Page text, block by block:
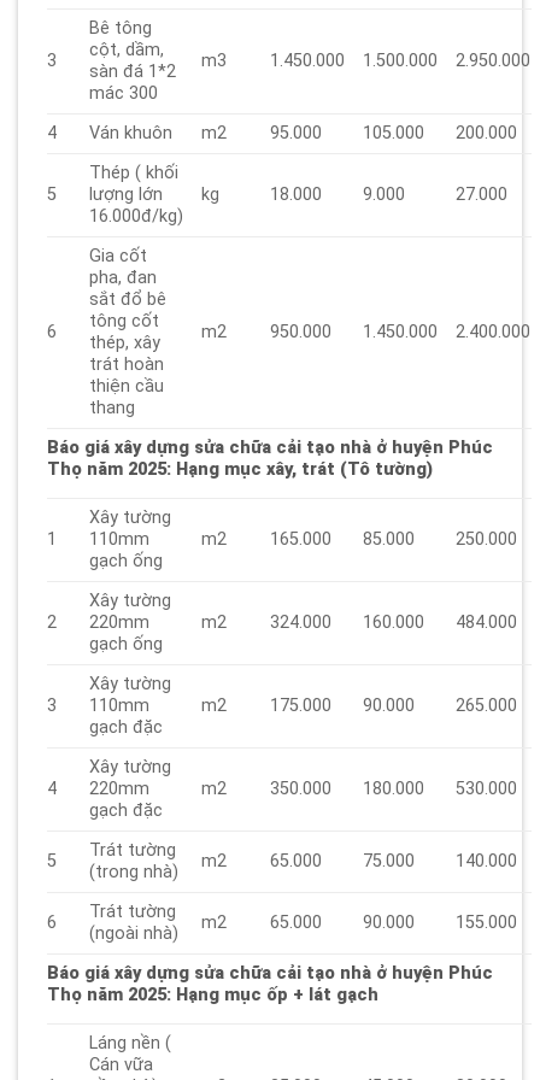
3
Bê tông
cột, dầm,
sàn đá 1*2
mác 300
m3 1.450.000 1.500.000 2.950.000
4 Ván khuôn m2 95.000 105.000 200.000
5
Thép ( khối
lượng lớn
16.000đ/kg)
kg 18.000 9.000 27.000
6
Gia cốt
pha, đan
sắt đổ bê
tông cốt
thép, xây
trát hoàn
thiện cầu
thang
m2 950.000 1.450.000 2.400.000
Báo giá xây dựng sửa chữa cải tạo nhà ở huyện Phúc
Thọ năm 2025: Hạng mục xây, trát (Tô tường)
1
Xây tường
110mm
gạch ống
m2 165.000 85.000 250.000
2
Xây tường
220mm
gạch ống
m2 324.000 160.000 484.000
3
Xây tường
110mm
gạch đặc
m2 175.000 90.000 265.000
4
Xây tường
220mm
gạch đặc
m2 350.000 180.000 530.000
5
Trát tường
(trong nhà)
m2 65.000 75.000 140.000
6
Trát tường
(ngoài nhà)
m2 65.000 90.000 155.000
Báo giá xây dựng sửa chữa cải tạo nhà ở huyện Phúc
Thọ năm 2025: Hạng mục ốp + lát gạch
Láng nền (
Cán vữa